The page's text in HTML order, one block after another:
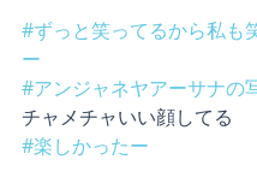
#ずっと笑ってるから私も
ー
#アンジャネヤアーサナの
チャメチャいい顔してる
#楽しかったー